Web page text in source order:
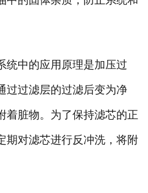
统中的应用原理是加压过
过过滤层的过滤后变为净
着脏物。为了保持滤芯的正
期对滤芯进行反冲洗，将附